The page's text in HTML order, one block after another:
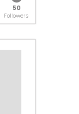
50
Followers